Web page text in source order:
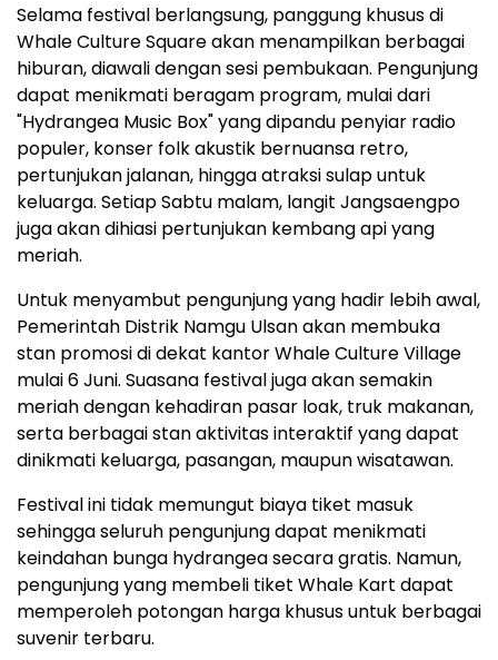
Selama festival berlangsung, panggung khusus di
Whale Culture Square akan menampilkan berbagai
hiburan, diawali dengan sesi pembukaan. Pengunjung
dapat menikmati beragam program, mulai dari
"Hydrangea Music Box" yang dipandu penyiar radio
populer, konser folk akustik bernuansa retro,
pertunjukan jalanan, hingga atraksi sulap untuk
keluarga. Setiap Sabtu malam, langit Jangsaengpo
juga akan dihiasi pertunjukan kembang api yang
meriah.
Untuk menyambut pengunjung yang hadir lebih awal,
Pemerintah Distrik Namgu Ulsan akan membuka
stan promosi di dekat kantor Whale Culture Village
mulai 6 Juni. Suasana festival juga akan semakin
meriah dengan kehadiran pasar loak, truk makanan,
serta berbagai stan aktivitas interaktif yang dapat
dinikmati keluarga, pasangan, maupun wisatawan.
Festival ini tidak memungut biaya tiket masuk
sehingga seluruh pengunjung dapat menikmati
keindahan bunga hydrangea secara gratis. Namun,
pengunjung yang membeli tiket Whale Kart dapat
memperoleh potongan harga khusus untuk berbagai
suvenir terbaru.